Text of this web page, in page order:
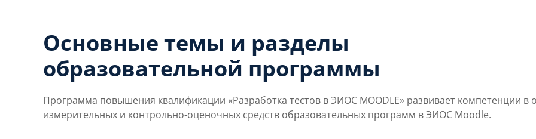
Основные темы и разделы
образовательной программы
Программа повышения квалификации «Разработка тестов в ЭИОС MOODLE» развивает компетенции в
измерительных и контрольно-оценочных средств образовательных программ в ЭИОС Moodle.